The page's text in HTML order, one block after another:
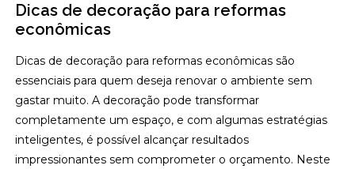
Dicas de decoração para reformas
econômicas
Dicas de decoração para reformas econômicas são
essenciais para quem deseja renovar o ambiente sem
gastar muito. A decoração pode transformar
completamente um espaço, e com algumas estratégias
inteligentes, é possível alcançar resultados
impressionantes sem comprometer o orçamento. Neste